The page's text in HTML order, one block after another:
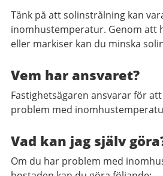
Tänk på att solinstrålning kan
inomhustemperatur. Genom att
eller markiser kan du minska
Vem har ansvaret?
Fastighetsägaren ansvarar för
problem med
Vad kan jag själv
Om du har problem med